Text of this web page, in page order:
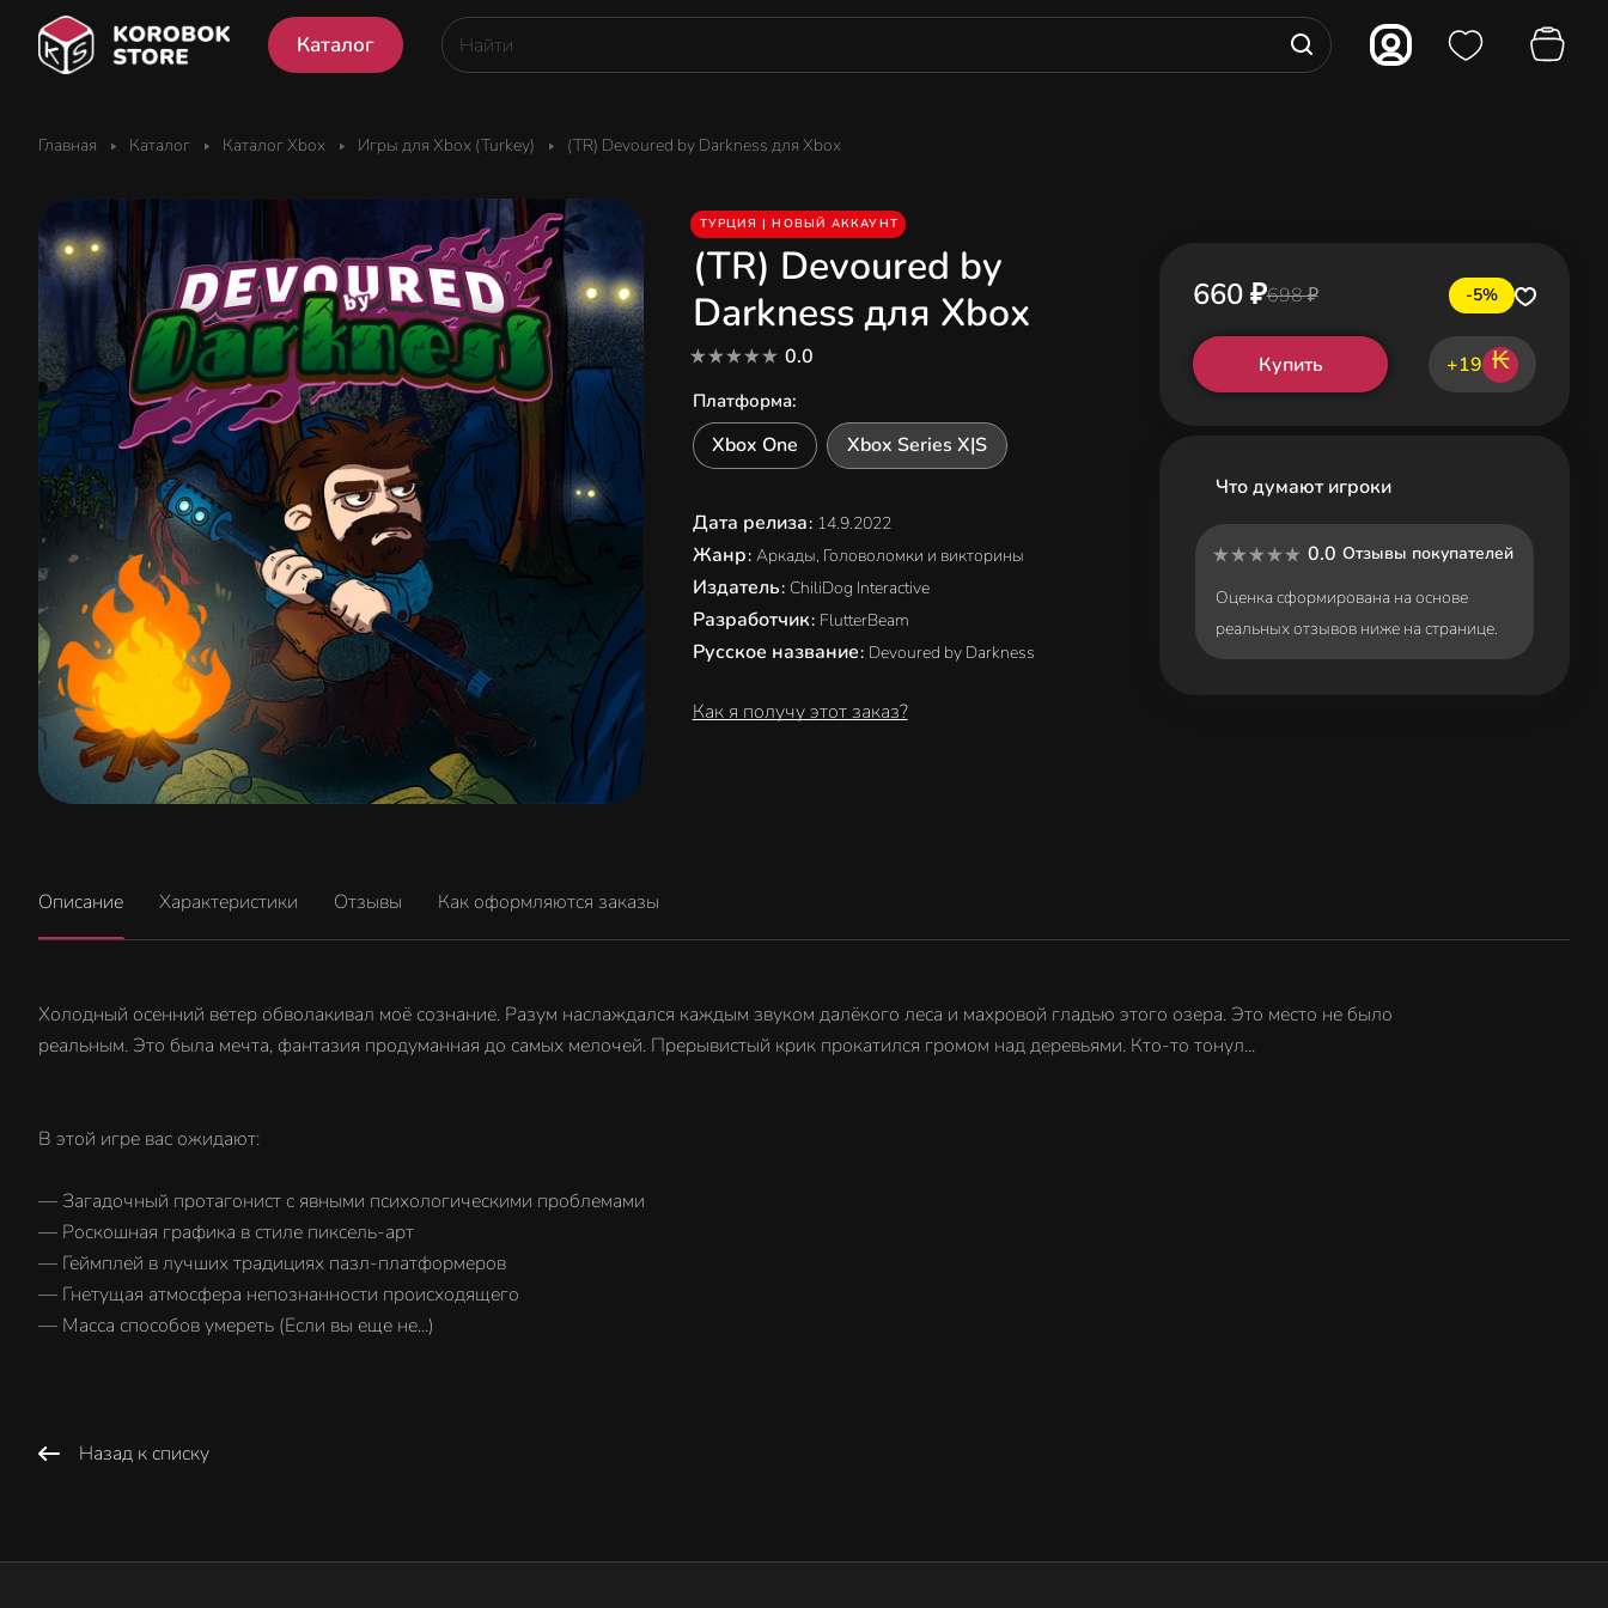
Каталог
Главная Каталог Каталог Xbox Игры для Xbox (Turkey) (TR) Devoured by Darkness для Xbox
ТУРЦИЯ | НОВЫЙ АККАУНТ
(TR) Devoured by
Darkness для Xbox
0.0
Платформа:
Xbox One Xbox Series X|S
Дата релиза: 14.9.2022
Жанр: Аркады, Головоломки и викторины
Издатель: ChiliDog Interactive
Разработчик: FlutterBeam
Русское название: Devoured by Darkness
Как я получу этот заказ?
660 ₽698 ₽ -5%
Купить +19 ₭
Что думают игроки
0.0 Отзывы покупателей
Оценка сформирована на основе
реальных отзывов ниже на странице.
Описание Характеристики Отзывы Как оформляются заказы
Холодный осенний ветер обволакивал моё сознание. Разум наслаждался каждым звуком далёкого леса и махровой гладью этого озера. Это место не было
реальным. Это была мечта, фантазия продуманная до самых мелочей. Прерывистый крик прокатился громом над деревьями. Кто-то тонул...
В этой игре вас ожидают:
— Загадочный протагонист с явными психологическими проблемами
— Роскошная графика в стиле пиксель-арт
— Геймплей в лучших традициях пазл-платформеров
— Гнетущая атмосфера непознанности происходящего
— Масса способов умереть (Если вы еще не...)
Назад к списку